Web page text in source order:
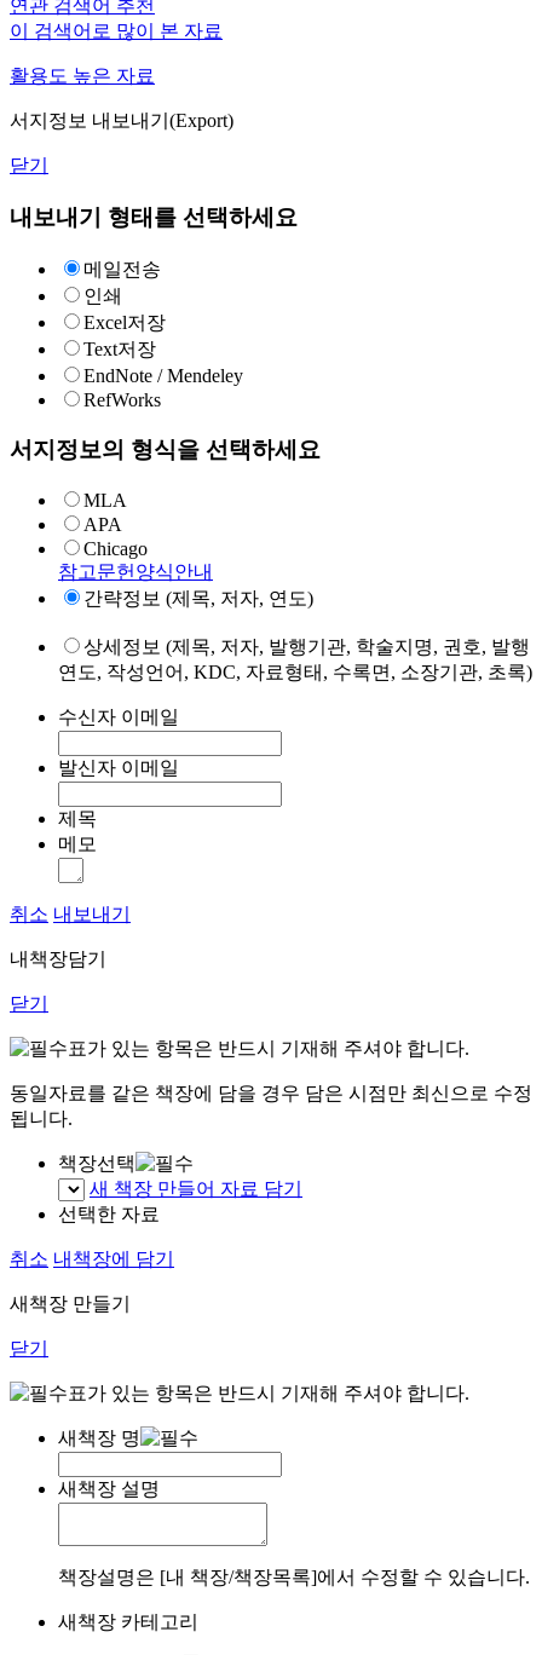
연관 검색어 추천
이 검색어로 많이 본 자료
활용도 높은 자료
서지정보 내보내기(Export)
닫기
내보내기 형태를 선택하세요
메일전송
인쇄
Excel저장
Text저장
EndNote / Mendeley
RefWorks
서지정보의 형식을 선택하세요
MLA
APA
Chicago
참고문헌양식안내
간략정보 (제목, 저자, 연도)
상세정보 (제목, 저자, 발행기관, 학술지명, 권호, 발행
연도, 작성언어, KDC, 자료형태, 수록면, 소장기관, 초록)
수신자 이메일
발신자 이메일
제목
메모
취소 내보내기
내책장담기
닫기
표가 있는 항목은 반드시 기재해 주셔야 합니다.
동일자료를 같은 책장에 담을 경우 담은 시점만 최신으로 수정
됩니다.
책장선택
새 책장 만들어 자료 담기
선택한 자료
취소 내책장에 담기
새책장 만들기
닫기
표가 있는 항목은 반드시 기재해 주셔야 합니다.
새책장 명
새책장 설명
책장설명은 [내 책장/책장목록]에서 수정할 수 있습니다.
새책장 카테고리